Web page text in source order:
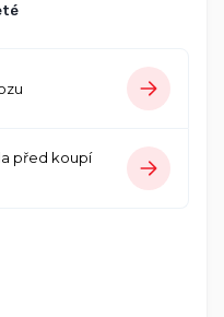
před koupí